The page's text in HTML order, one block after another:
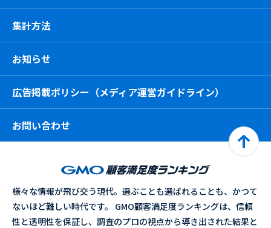
集計方法
お知らせ
広告掲載ポリシー（メディア運営ガイドライン）
お問い合わせ
様々な情報が飛び交う現代。選ぶことも選ばれることも、かつて
ないほど難しい時代です。 GMO顧客満足度ランキングは、信頼
性と透明性を保証し、調査のプロの視点から導き出された結果と